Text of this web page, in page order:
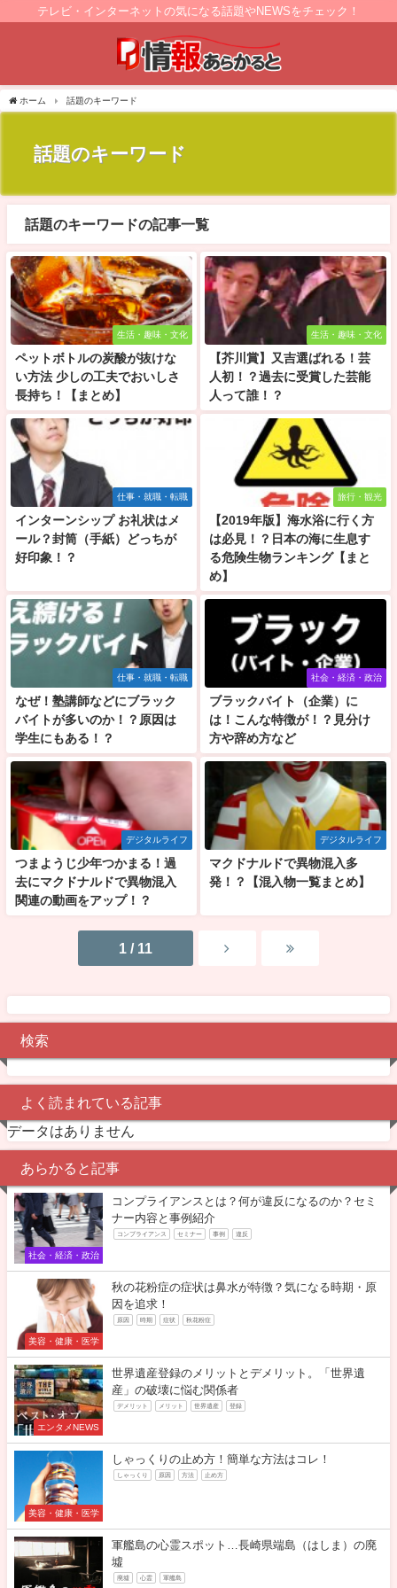
テレビ・インターネットの気になる話題やNEWSをチェック！
ホーム 話題のキーワード
話題のキーワード
話題のキーワードの記事一覧
生活・趣味・文化
ペットボトルの炭酸が抜けな
い方法 少しの工夫でおいしさ
長持ち！【まとめ】
生活・趣味・文化
【芥川賞】又吉選ばれる！芸
人初！？過去に受賞した芸能
人って誰！？
仕事・就職・転職
インターンシップ お礼状はメ
ール？封筒（手紙）どっちが
好印象！？
旅行・観光
【2019年版】海水浴に行く方
は必見！？日本の海に生息す
る危険生物ランキング【まと
め】
仕事・就職・転職
なぜ！塾講師などにブラック
バイトが多いのか！？原因は
学生にもある！？
社会・経済・政治
ブラックバイト（企業）に
は！こんな特徴が！？見分け
方や辞め方など
デジタルライフ
つまようじ少年つかまる！過
去にマクドナルドで異物混入
関連の動画をアップ！？
デジタルライフ
マクドナルドで異物混入多
発！？【混入物一覧まとめ】
1 / 11
検索
よく読まれている記事
データはありません
あらかると記事
社会・経済・政治
コンプライアンスとは？何が違反になるのか？セミ
ナー内容と事例紹介
コンプライアンス セミナー 事例 違反
美容・健康・医学
秋の花粉症の症状は鼻水が特徴？気になる時期・原
因を追求！
原因 時期 症状 秋花粉症
エンタメNEWS
世界遺産登録のメリットとデメリット。「世界遺
産」の破壊に悩む関係者
デメリット メリット 世界遺産 登録
美容・健康・医学
しゃっくりの止め方！簡単な方法はコレ！
しゃっくり 原因 方法 止め方
軍艦島の心霊スポット…長崎県端島（はしま）の廃
墟
廃墟 心霊 軍艦島